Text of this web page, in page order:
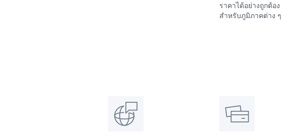
ราคาได้อย่างถูกต้อง
สำหรับภูมิภาคต่าง ๆ